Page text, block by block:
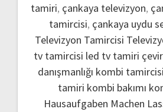
tamiri, çankaya televizyon,
tamircisi, çankaya uydu
Televizyon Tamircisi
tv tamircisi led tv tamiri
danışmanlığı kombi
tamiri kombi bakımı
Hausaufgaben Machen